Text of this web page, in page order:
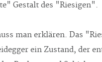
Gestalt des "Riesigen".
man erklären. Das
ein Zustand, der